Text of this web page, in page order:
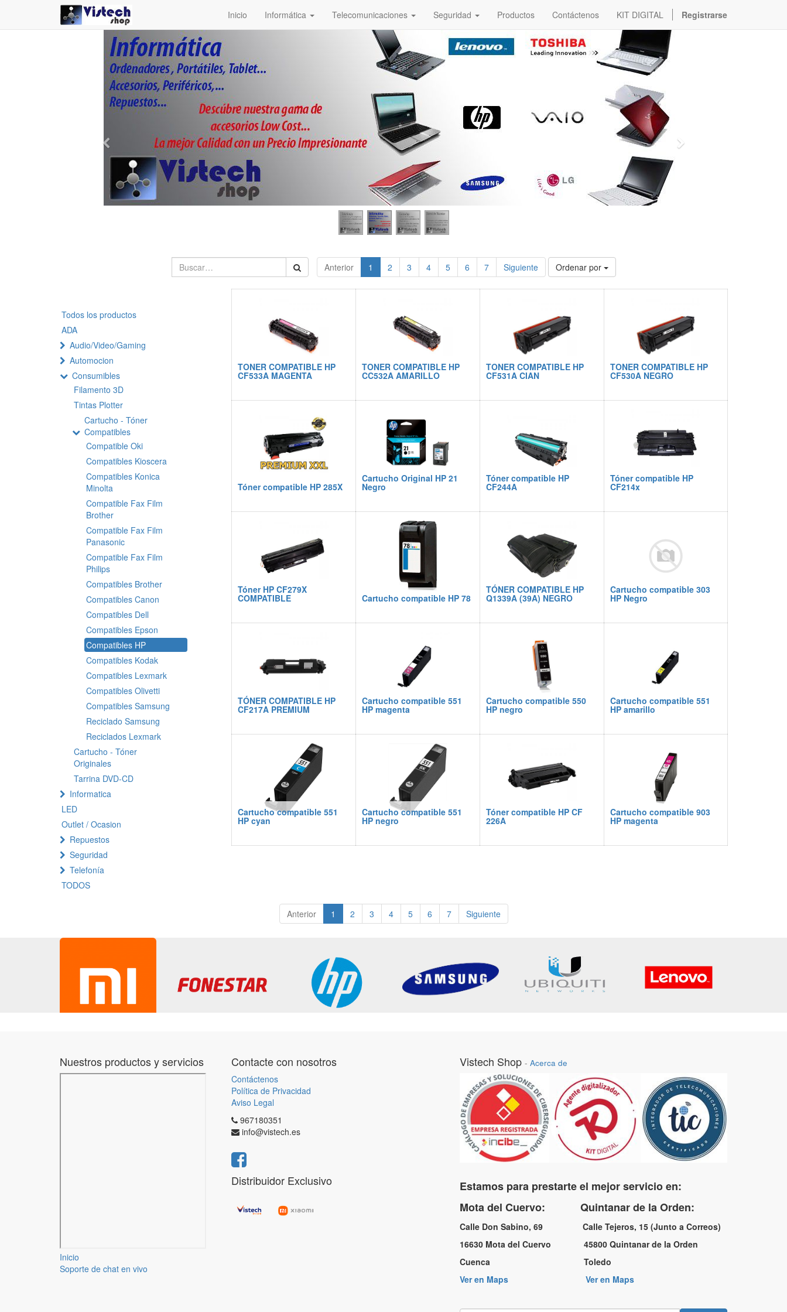
Inicio Informática Telecomunicaciones Seguridad Productos Contáctenos KIT DIGITAL Registrarse
Anterior 1 2 3 4 5 6 7 Siguiente Ordenar por
Todos los productos
ADA
Audio/Video/Gaming
Automocion
Consumibles
Filamento 3D
Tintas Plotter
Cartucho - Tóner
Compatibles
Compatible Oki
Compatibles Kioscera
Compatibles Konica
Minolta
Compatible Fax Film
Brother
Compatible Fax Film
Panasonic
Compatible Fax Film
Philips
Compatibles Brother
Compatibles Canon
Compatibles Dell
Compatibles Epson
Compatibles HP
Compatibles Kodak
Compatibles Lexmark
Compatibles Olivetti
Compatibles Samsung
Reciclado Samsung
Reciclados Lexmark
Cartucho - Tóner
Originales
Tarrina DVD-CD
Informatica
LED
Outlet / Ocasion
Repuestos
Seguridad
Telefonía
TODOS
TONER COMPATIBLE HP
CF533A MAGENTA
TONER COMPATIBLE HP
CC532A AMARILLO
TONER COMPATIBLE HP
CF531A CIAN
TONER COMPATIBLE HP
CF530A NEGRO
Tóner compatible HP 285X
Cartucho Original HP 21
Negro
Tóner compatible HP
CF244A
Tóner compatible HP
CF214x
Tóner HP CF279X
COMPATIBLE Cartucho compatible HP 78
TÓNER COMPATIBLE HP
Q1339A (39A) NEGRO
Cartucho compatible 303
HP Negro
TÓNER COMPATIBLE HP
CF217A PREMIUM
Cartucho compatible 551
HP magenta
Cartucho compatible 550
HP negro
Cartucho compatible 551
HP amarillo
Cartucho compatible 551
HP cyan
Cartucho compatible 551
HP negro
Tóner compatible HP CF
226A
Cartucho compatible 903
HP magenta
Anterior 1 2 3 4 5 6 7 Siguiente
Nuestros productos y servicios
Inicio
Soporte de chat en vivo
Contacte con nosotros
Contáctenos
Política de Privacidad
Aviso Legal
967180351
info@vistech.es
Distribuidor Exclusivo
Vistech Shop - Acerca de
Estamos para prestarte el mejor servicio en:
Mota del Cuervo: Quintanar de la Orden:
Calle Don Sabino, 69 Calle Tejeros, 15 (Junto a Correos)
16630 Mota del Cuervo 45800 Quintanar de la Orden
Cuenca Toledo
Ver en Maps
Ver en Maps